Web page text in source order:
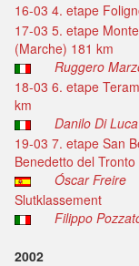
16-03 4. etape
17-03 5. etape
(Marche) 181 km
Ruggero
18-03 6. etape
km
Danilo Di Luca
19-03 7. etape San
Benedetto del
Óscar Freire
Slutklassement
Filippo
2002